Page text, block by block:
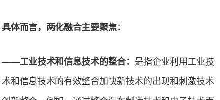
具体而言，两化融合主要聚焦：
——工业技术和信息技术的整合： 是指企业利用工业技
术和信息技术的有效整合加快新技术的出现和刺激技术